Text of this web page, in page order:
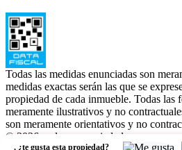
, ¿te gusta esta propiedad?
Todas las medidas enunciadas son
medidas exactas serán las que se
propiedad de cada inmueble. Todas las
meramente ilustrativos y no
son meramente orientativos y no
© 2026 melognopropiedades.